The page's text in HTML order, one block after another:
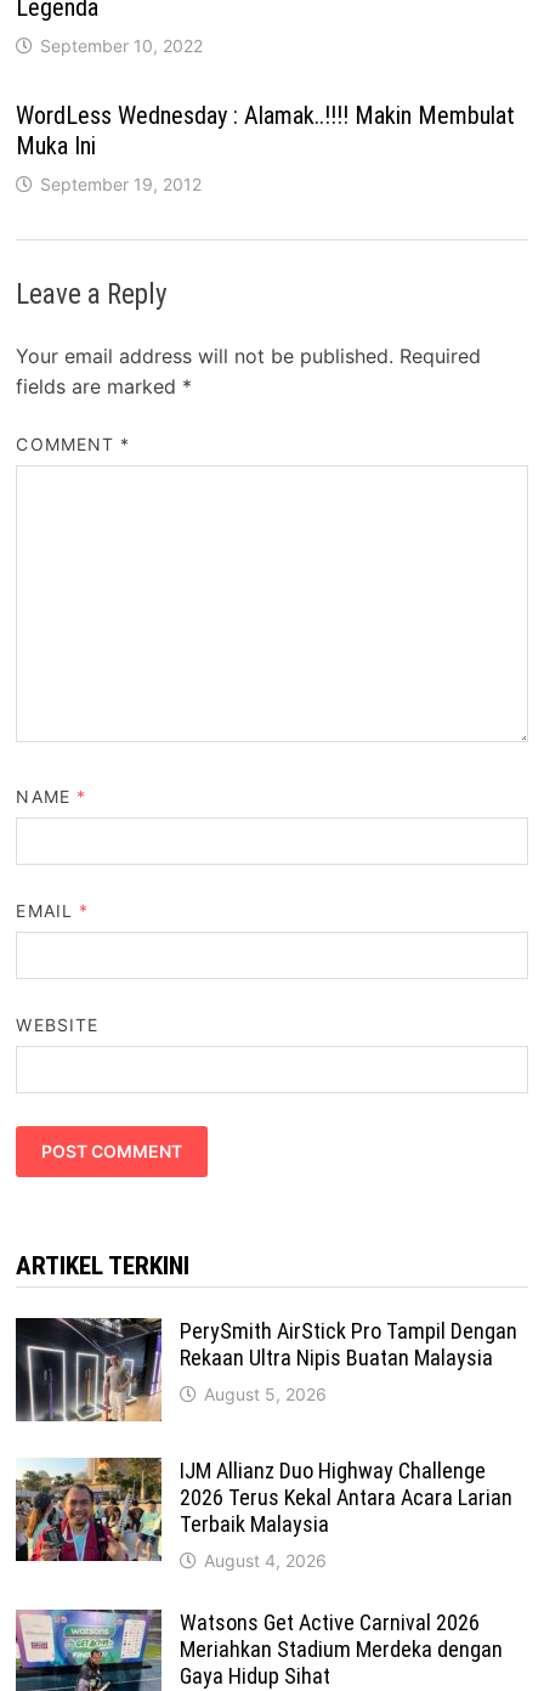
Legenda
September 10, 2022
WordLess Wednesday : Alamak..!!!! Makin Membulat
Muka Ini
September 19, 2012
Leave a Reply
Your email address will not be published. Required
fields are marked *
COMMENT *
NAME *
EMAIL *
WEBSITE
ARTIKEL TERKINI
PerySmith AirStick Pro Tampil Dengan
Rekaan Ultra Nipis Buatan Malaysia
August 5, 2026
IJM Allianz Duo Highway Challenge
2026 Terus Kekal Antara Acara Larian
Terbaik Malaysia
August 4, 2026
Watsons Get Active Carnival 2026
Meriahkan Stadium Merdeka dengan
Gaya Hidup Sihat